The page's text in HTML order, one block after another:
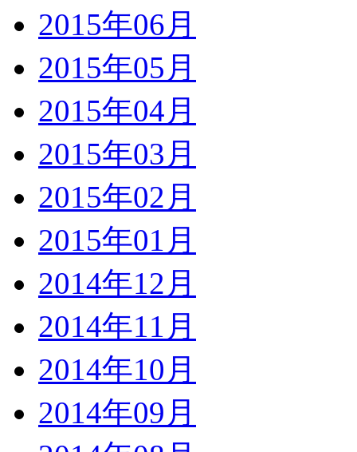
2015年06月
2015年05月
2015年04月
2015年03月
2015年02月
2015年01月
2014年12月
2014年11月
2014年10月
2014年09月